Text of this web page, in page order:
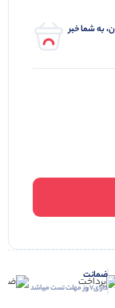
به شما خبر
ضمانت
دارای 7 روز مهلت تست میباشد